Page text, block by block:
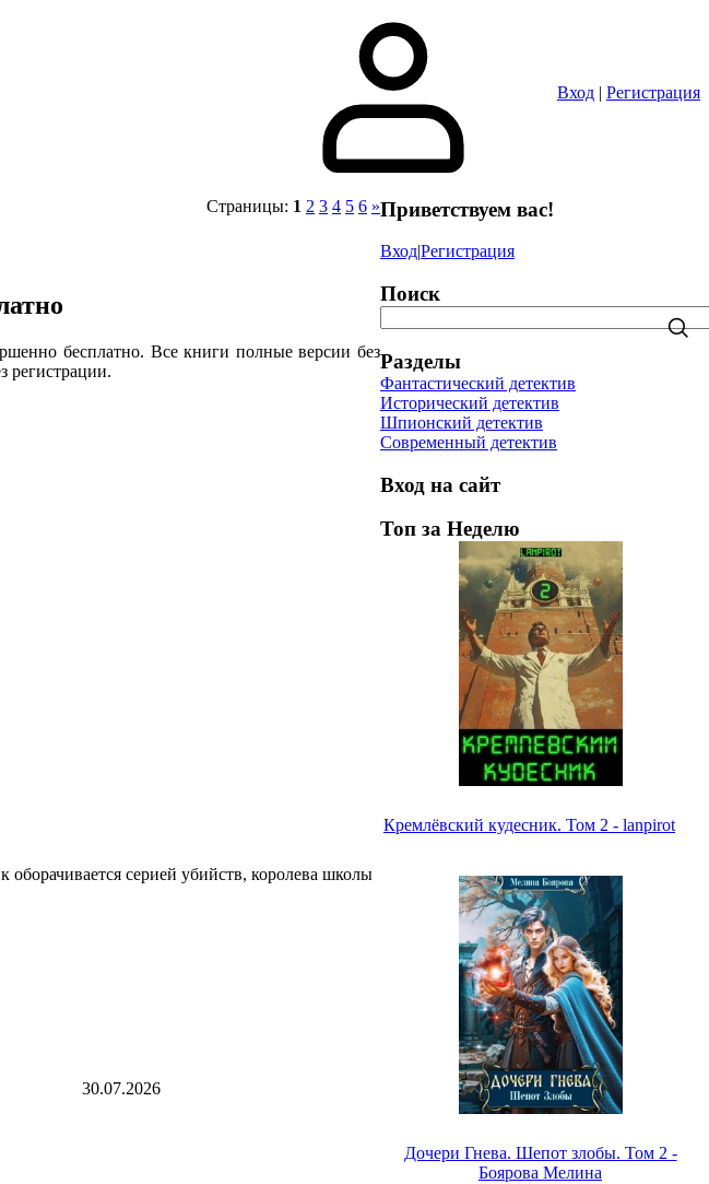
Вход | Регистрация
Страницы: 1 2 3 4 5 6 »
бесплатно. Все книги полные версии без
регистрации.
серией убийств, королева школы
30.07.2026
Приветствуем вас!
Вход|Регистрация
Поиск
Разделы
Фантастический детектив
Исторический детектив
Шпионский детектив
Современный детектив
Вход на сайт
Топ за Неделю
Кремлёвский кудесник. Том 2 - lanpirot
Дочери Гнева. Шепот злобы. Том 2 -
Боярова Мелина